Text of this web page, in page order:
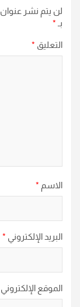
لن يتم نشر عنوان
بـ *
التعليق *
الاسم *
البريد الإلكتروني *
الموقع الإلكتروني